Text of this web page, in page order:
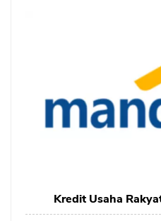
Kredit Usaha